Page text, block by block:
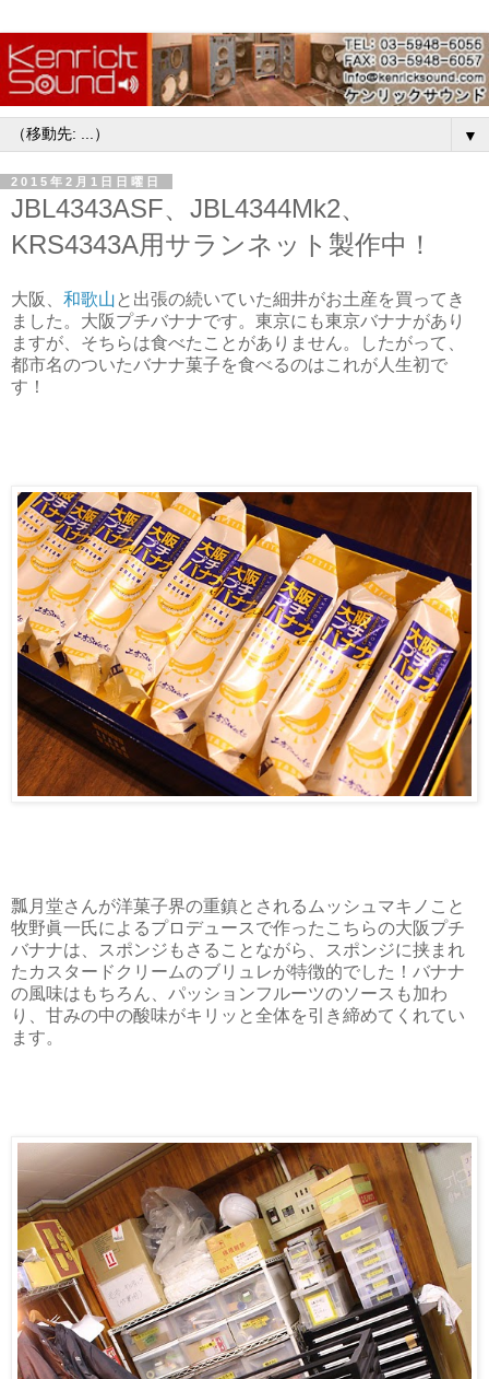
▼
2015年2月1日日曜日
JBL4343ASF、JBL4344Mk2、
KRS4343A用サランネット製作中！
大阪、 和歌山 と出張の続いていた細井がお土産を買ってき
ました。大阪プチバナナです。東京にも東京バナナがあり
ますが、そちらは食べたことがありません。したがって、
都市名のついたバナナ菓子を食べるのはこれが人生初で
す！
瓢月堂さんが洋菓子界の重鎮とされるムッシュマキノこと
牧野眞一氏によるプロデュースで作ったこちらの大阪プチ
バナナは、スポンジもさることながら、スポンジに挟まれ
たカスタードクリームのブリュレが特徴的でした！バナナ
の風味はもちろん、パッションフルーツのソースも加わ
り、甘みの中の酸味がキリッと全体を引き締めてくれてい
ます。